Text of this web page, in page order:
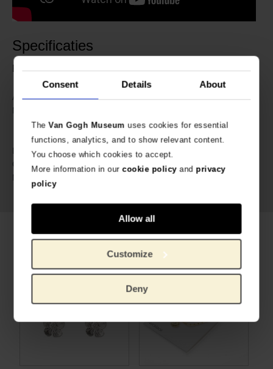
Consent Details About
TheVan Gogh Museum uses cookies for essential
functions, analytics, and to show relevant content.
You choose which cookies to accept.
More information in ourcookie policyand privacy
policy
Allow all
Customize
Deny
Specificaties
Fair trade and handmade in Nepal
Artikelnummer:
Merk:
ontworpen voor Van Gogh
Museum
Lengte: 55 cm
Gewicht: 5.9 gram
Materiaal:
Glazen kralen, verzilverd
Gerelateerde producten